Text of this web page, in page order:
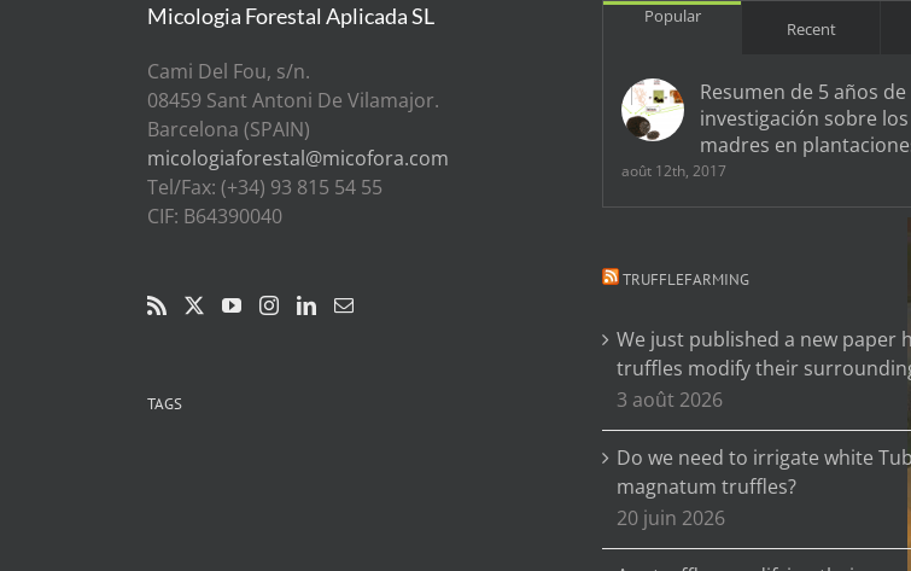
Micologia Forestal Aplicada SL
Cami Del Fou, s/n.
08459 Sant Antoni De Vilamajor.
Barcelona (SPAIN)
micologiaforestal@micofora.com
Tel/Fax: (+34) 93 815 54 55
CIF: B64390040
TAGS
Popular
Recent
Resumen de 5 años de
investigación sobre
madres en
août 12th, 2017
TRUFFLEFARMING
We just published a new paper
truffles modify their
3 août 2026
Do we need to irrigate white
magnatum truffles?
20 juin 2026